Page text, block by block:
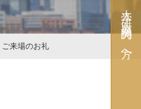
大学・研究機関の方へ
来場のお礼